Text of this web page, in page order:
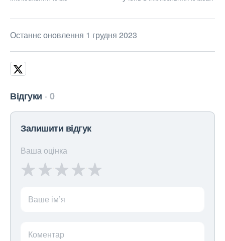
Останнє оновлення 1 грудня 2023
Відгуки 0
Залишити відгук
Ваша оцінка
Ваше ім’я
Коментар